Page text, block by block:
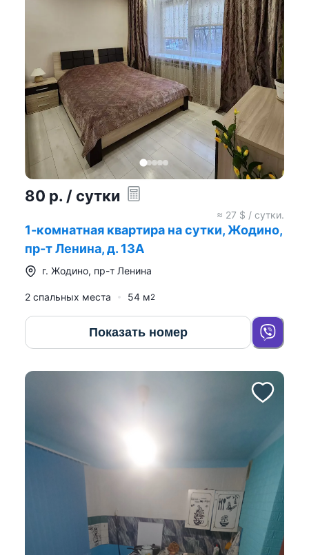
80 р. / сутки
≈ 27 $ / сутки.
1-комнатная квартира на сутки, Жодино,
пр-т Ленина, д. 13А
г. Жодино, пр-т Ленина
2 спальных места 54 м2
Показать номер